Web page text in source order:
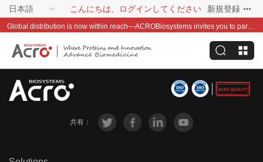
日本語 こんにちは、ログインしてください 新規登録
Global distribution is now within reach—ACROBiosystems invites you to partner with us~
共有：